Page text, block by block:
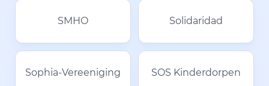
SMHO Solidaridad
Sophia-Vereeniging SOS Kinderdorpen